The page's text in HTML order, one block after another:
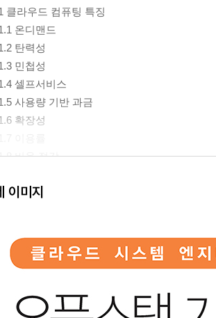
클라우드 컴퓨팅 특징
온디맨드
탄력성
민첩성
셀프서비스
사용량 기반 과금
확장성
비용 절감
클라우드 서비스 모델과 배치 모델
클라우드 플랫폼과 관련된 용어들
클라우드 서비스 운영과 관련된 용어들
클라우드 기술과 관련된 용어들
이미지